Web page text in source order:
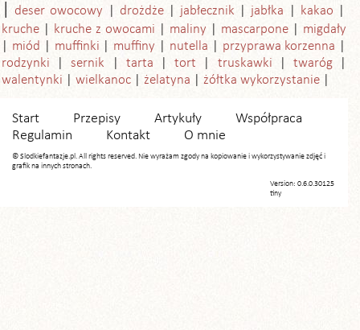
deser owocowy drożdże jabłecznik jabłka
kakao
kruche
kruche z owocami maliny mascarpone
migdały
miód
muffinki muffiny nutella
przyprawa korzenna
rodzynki
sernik tarta tort truskawki
twaróg
walentynki
wielkanoc żelatyna żółtka wykorzystanie
Start Przepisy Artykuły
Współpraca
Regulamin
Kontakt O mnie
© Slodkiefantazje.pl. All rights reserved. Nie wyrażam zgody na kopiowanie i wykorzystywanie zdjęć i
grafik na innych stronach.
Version: 0.6.0.30125
tiny